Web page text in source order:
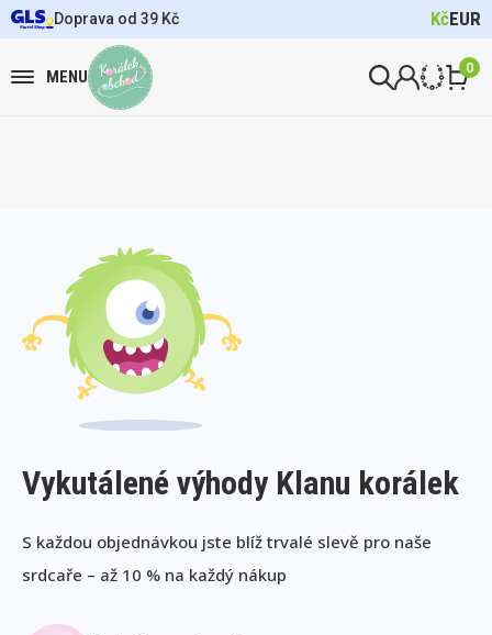
Doprava od 39 Kč KčEUR
MENU 0
Vykutálené výhody Klanu korálek
S každou objednávkou jste blíž trvalé slevě pro naše
srdcaře – až 10 % na každý nákup